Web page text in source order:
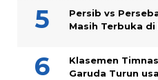
Persib vs
Masih Terbuka
Klasemen
Garuda Turun